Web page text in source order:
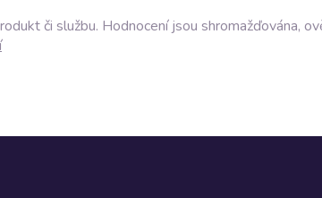
či službu. Hodnocení jsou shromažďována,